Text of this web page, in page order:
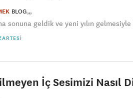
BLOG
sonuna geldik ve yeni yılın
İç Sesimizi Nasıl